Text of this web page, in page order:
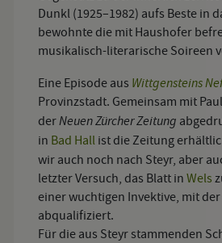
Dunkl (1925–1982) aufs Beste in
bewohnte die mit Haushofer
musikalisch-literarische Soireen
Eine Episode aus Wittgensteins
Provinzstadt. Gemeinsam mit
derNeuen Zürcher Zeitung
in Bad Hall ist die Zeitung
wir auch noch nach Steyr, aber
letzter Versuch, das Blatt in Wels
einer wuchtigen Invektive, mit
abqualifiziert.
Für die aus Steyr stammenden